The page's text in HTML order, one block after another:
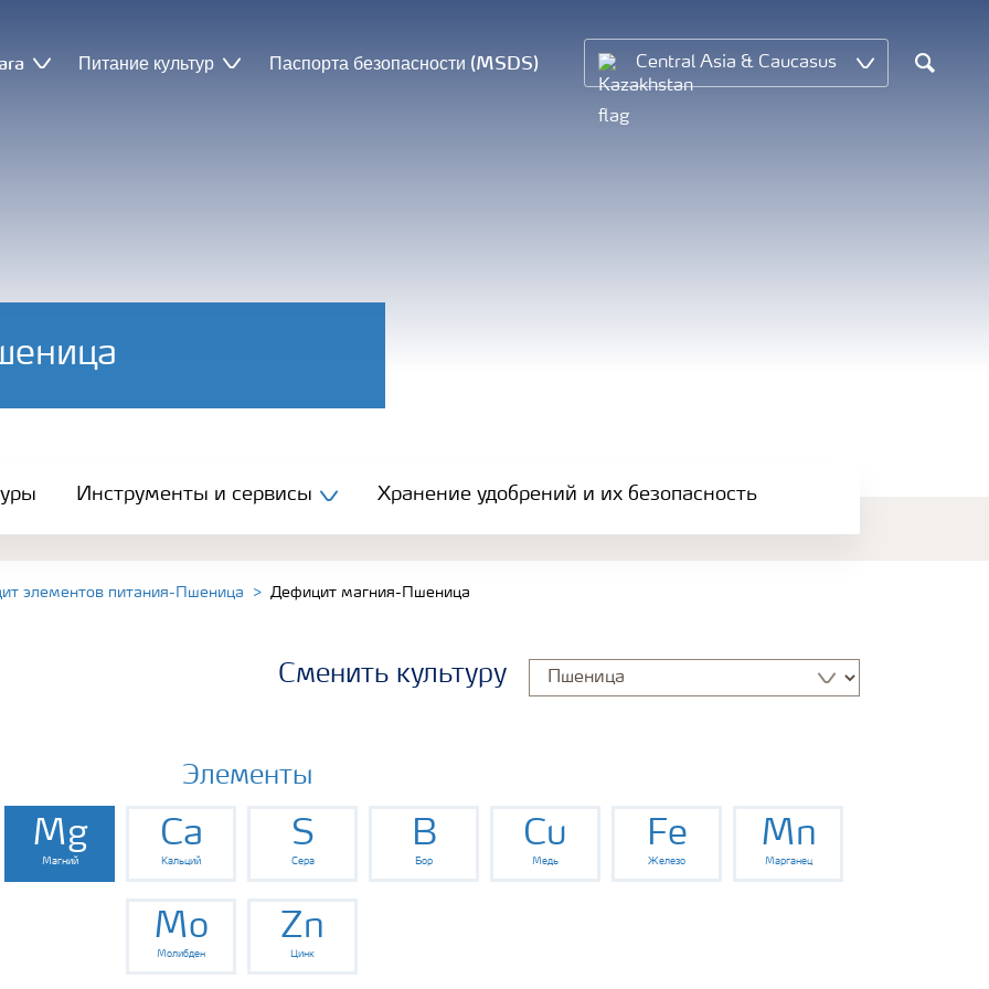
Питание культур Паспорта безопасности (MSDS) Central Asia & Caucasus
Search
Инструменты и сервисы Хранение удобрений и их безопасность
элементов питания-Пшеница Дефицит магния-Пшеница
Сменить культуру
Элементы
Mg
Магний
Ca
Кальций
S
Сера
B
Бор
Cu
Медь
Fe
Железо
Mn
Марганец
Mo
Молибден
Zn
Цинк